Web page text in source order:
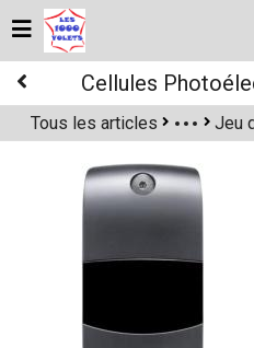
Cellules
Tous les articles